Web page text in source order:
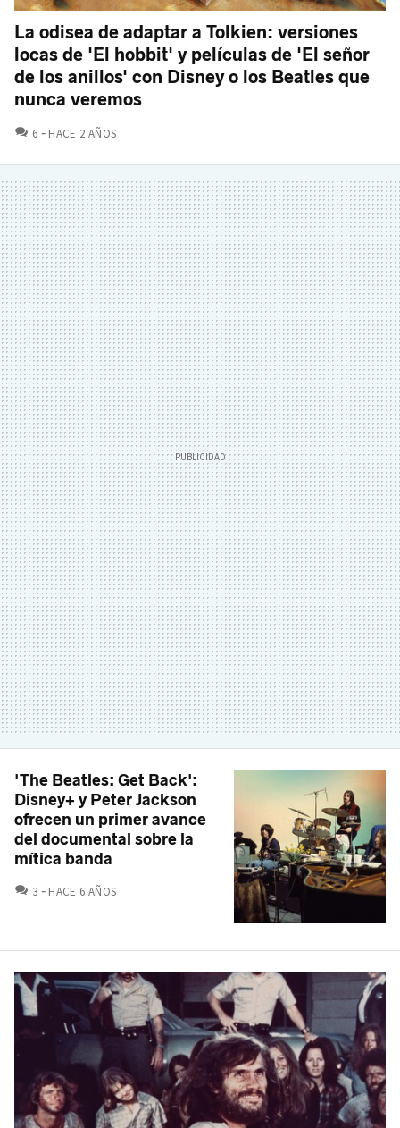
La odisea de adaptar a Tolkien: versiones
locas de 'El hobbit' y películas de 'El señor
de los anillos' con Disney o los Beatles que
nunca veremos
6 COMENTARIOS
HACE 2 AÑOS
'The Beatles: Get Back':
Disney+ y Peter Jackson
ofrecen un primer avance
del documental sobre la
mítica banda
3 COMENTARIOS
HACE 6 AÑOS